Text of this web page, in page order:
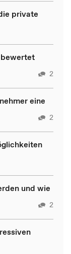
private
2
eine
2
und wie
2